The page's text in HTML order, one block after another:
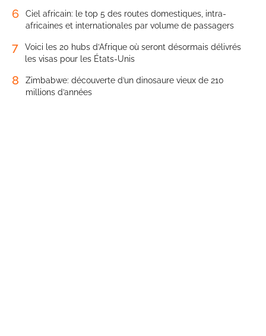
6
Ciel africain: le top 5 des routes domestiques, intra-
africaines et internationales par volume de passagers
7
Voici les 20 hubs d’Afrique où seront désormais délivrés
les visas pour les États-Unis
8
Zimbabwe: découverte d’un dinosaure vieux de 210
millions d’années